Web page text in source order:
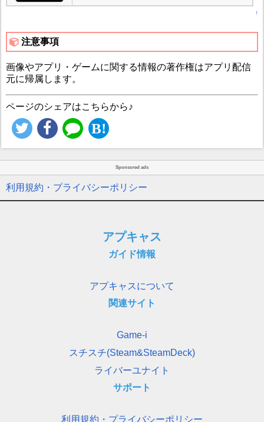
↑
注意事項
画像やアプリ・ゲームに関する情報の著作権はアプリ配信
元に帰属します。
ページのシェアはこちらから♪
Sponsored ads
利用規約・プライバシーポリシー
アプキャス
ガイド情報
アプキャスについて
関連サイト
Game-i
スチスチ(Steam&SteamDeck)
ライバーユナイト
サポート
利用規約・プライバシーポリシー